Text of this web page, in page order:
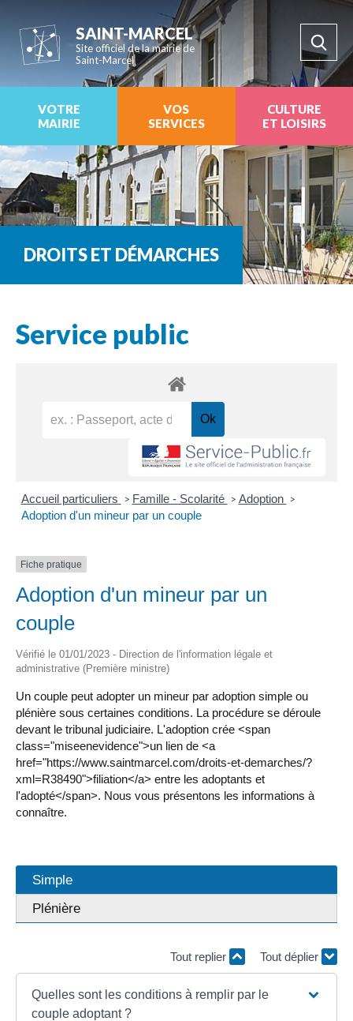
SAINT-MARCEL
Site officiel de la mairie de
Saint-Marcel
VOTRE
MAIRIE
VOS
SERVICES
CULTURE
ET LOISIRS
DROITS ET DÉMARCHES
Service public
Accueil particuliers > Famille - Scolarité > Adoption >
Adoption d'un mineur par un couple
Fiche pratique
Adoption d'un mineur par un
couple
Vérifié le 01/01/2023 - Direction de l'information légale et
administrative (Première ministre)
Un couple peut adopter un mineur par adoption simple ou
plénière sous certaines conditions. La procédure se déroule
devant le tribunal judiciaire. L'adoption crée <span
class="miseenevidence">un lien de <a
href="https://www.saintmarcel.com/droits-et-demarches/?
xml=R38490">filiation</a> entre les adoptants et
l'adopté</span>. Nous vous présentons les informations à
connaître.
Simple
Plénière
Tout replier Tout déplier
Quelles sont les conditions à remplir par le
couple adoptant ?